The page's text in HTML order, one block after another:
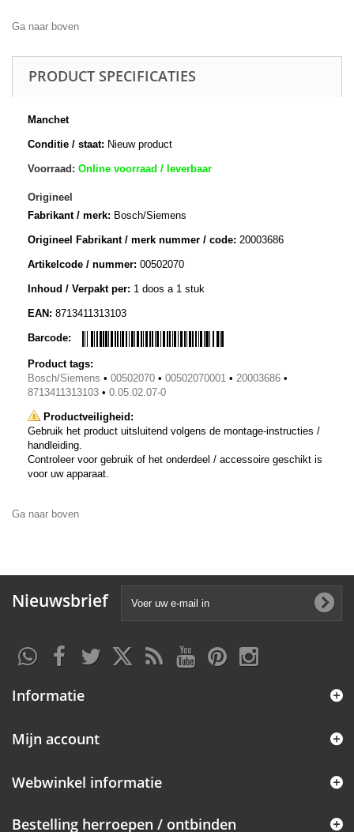
Ga naar boven
PRODUCT SPECIFICATIES
Manchet
Conditie / staat: Nieuw product
Voorraad: Online voorraad / leverbaar
Origineel
Fabrikant / merk: Bosch/Siemens
Origineel Fabrikant / merk nummer / code: 20003686
Artikelcode / nummer: 00502070
Inhoud / Verpakt per: 1 doos a 1 stuk
EAN: 8713411313103
Barcode:
Product tags:
Bosch/Siemens • 00502070 • 00502070001 • 20003686 •
8713411313103 • 0.05.02.07-0
Productveiligheid:
Gebruik het product uitsluitend volgens de montage-instructies /
handleiding.
Controleer voor gebruik of het onderdeel / accessoire geschikt is
voor uw apparaat.
Ga naar boven
Nieuwsbrief
Informatie
Mijn account
Webwinkel informatie
Bestelling herroepen / ontbinden